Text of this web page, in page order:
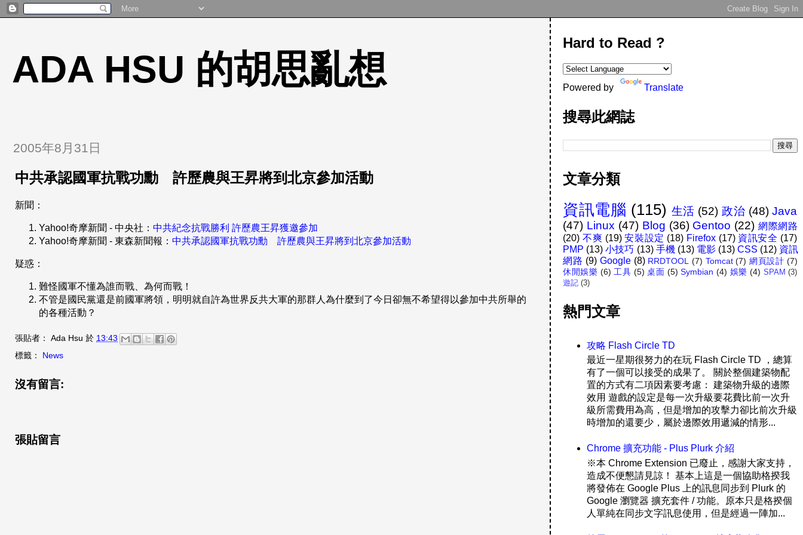
ADA HSU 的胡思亂想
2005年8月31日
中共承認國軍抗戰功勳 許歷農與王昇將到北京參加活動
新聞：
Yahoo!奇摩新聞 - 中央社： 中共紀念抗戰勝利 許歷農王昇獲邀參加
Yahoo!奇摩新聞 - 東森新聞報： 中共承認國軍抗戰功勳 許歷農與王昇將到北京參加活動
疑惑：
難怪國軍不懂為誰而戰、為何而戰！
不管是國民黨還是前國軍將領，明明就自許為世界反共大軍的那群人為什麼到了今日卻無不希望得以參加中共所舉的
的各種活動？
張貼者： Ada Hsu 於 13:43
標籤： News
沒有留言:
張貼留言
Hard to Read ?
Powered by Translate
搜尋此網誌
文章分類
資訊電腦 (115) 生活 (52) 政治 (48) Java
(47) Linux (47) Blog (36) Gentoo (22) 網際網路
(20) 不爽 (19) 安裝設定 (18) Firefox (17) 資訊安全 (17)
PMP (13) 小技巧 (13) 手機 (13) 電影 (13) CSS (12) 資訊
網路 (9) Google (8) RRDTOOL (7) Tomcat (7) 網頁設計 (7)
休閒娛樂 (6) 工具 (5) 桌面 (5) Symbian (4) 娛樂 (4) SPAM (3)
遊記 (3)
熱門文章
攻略 Flash Circle TD
最近一星期很努力的在玩 Flash Circle TD ，總算
有了一個可以接受的成果了。 關於整個建築物配
置的方式有二項因素要考慮： 建築物升級的邊際
效用 遊戲的設定是每一次升級要花費比前一次升
級所需費用為高，但是增加的攻擊力卻比前次升級
時增加的還要少，屬於邊際效用遞減的情形...
Chrome 擴充功能 - Plus Plurk 介紹
※本 Chrome Extension 已廢止，感謝大家支持，
造成不便懇請見諒！ 基本上這是一個協助格揆我
將發佈在 Google Plus 上的訊息同步到 Plurk 的
Google 瀏覽器 擴充套件 / 功能。原本只是格揆個
人單純在同步文字訊息使用，但是經過一陣加...